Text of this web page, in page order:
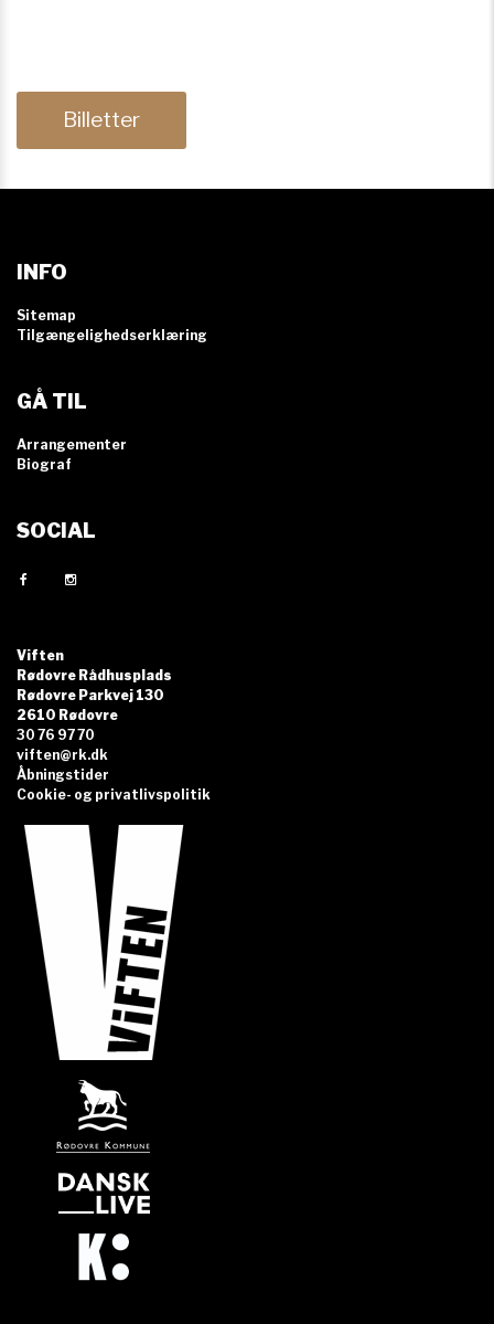
Billetter
INFO
Sitemap
Tilgængelighedserklæring
GÅ TIL
Arrangementer
Biograf
SOCIAL
Viften
Rødovre Rådhusplads
Rødovre Parkvej 130
2610 Rødovre
30 76 97 70
viften@rk.dk
Åbningstider
Cookie- og privatlivspolitik